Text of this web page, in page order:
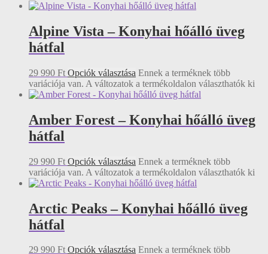
Alpine Vista – Konyhai hőálló üveg
hátfal
29 990 Ft Opciók választása Ennek a terméknek több
variációja van. A változatok a termékoldalon választhatók ki
Amber Forest – Konyhai hőálló üveg
hátfal
29 990 Ft Opciók választása Ennek a terméknek több
variációja van. A változatok a termékoldalon választhatók ki
Arctic Peaks – Konyhai hőálló üveg
hátfal
29 990 Ft Opciók választása Ennek a terméknek több